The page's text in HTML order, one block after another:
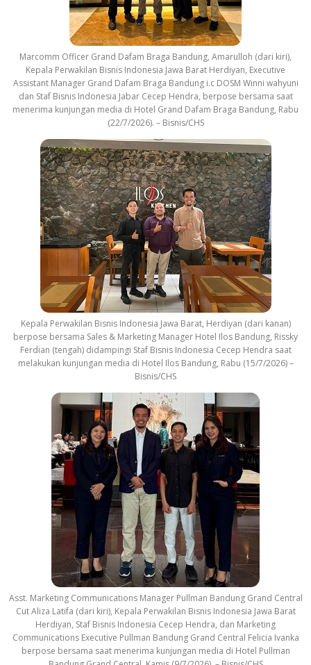
Marcomm Officer Grand Dafam Braga Bandung, Amarulloh (dari kiri),
Kepala Perwakilan Bisnis Indonesia Jawa Barat Herdiyan, Executive
Assistant Manager Grand Dafam Braga Bandung i.c DOSM Winni wahyuni
dan Staf Bisnis Indonesia Jabar Cecep Hendra, berpose bersama saat
menerima kunjungan media di Hotel Grand Dafam Braga Bandung, Rabu
(22/7/2026). – Bisnis/CHS
Kepala Perwakilan Bisnis Indonesia Jawa Barat, Herdiyan (dari kanan)
berpose bersama Sales & Marketing Manager Hotel Ilos Bandung, Rissky
Ferdian (tengah) didampingi Staf Bisnis Indonesia Cecep Hendra saat
melakukan kunjungan media di Hotel Ilos Bandung, Rabu (15/7/2026) –
Bisnis/CHS
Asst. Marketing Communications Manager Pullman Bandung Grand Central
Cut Aliza Latifa (dari kiri), Kepala Perwakilan Bisnis Indonesia Jawa Barat
Herdiyan, Staf Bisnis Indonesia Cecep Hendra, dan Marketing
Communications Executive Pullman Bandung Grand Central Felicia Ivanka
berpose bersama saat menerima kunjungan media di Hotel Pullman